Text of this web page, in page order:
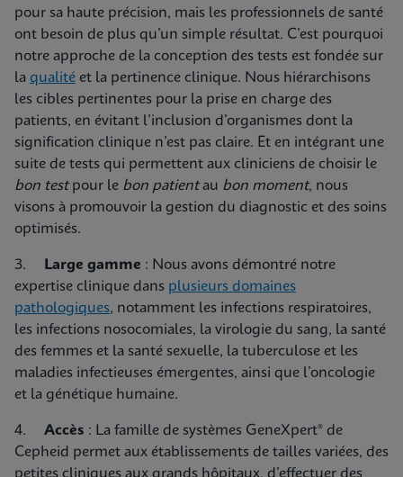
pour sa haute précision, mais les professionnels de santé
ont besoin de plus qu’un simple résultat. C’est pourquoi
notre approche de la conception des tests est fondée sur
la qualité et la pertinence clinique. Nous hiérarchisons
les cibles pertinentes pour la prise en charge des
patients, en évitant l’inclusion d’organismes dont la
signification clinique n’est pas claire. Et en intégrant une
suite de tests qui permettent aux cliniciens de choisir le
bon testpour le bon patientau bon moment, nous
visons à promouvoir la gestion du diagnostic et des soins
optimisés.
3. Large gamme : Nous avons démontré notre
expertise clinique dans plusieurs domaines
pathologiques, notamment les infections respiratoires,
les infections nosocomiales, la virologie du sang, la santé
des femmes et la santé sexuelle, la tuberculose et les
maladies infectieuses émergentes, ainsi que l’oncologie
et la génétique humaine.
4. Accès : La famille de systèmes GeneXpert® de
Cepheid permet aux établissements de tailles variées, des
petites cliniques aux grands hôpitaux, d’effectuer des